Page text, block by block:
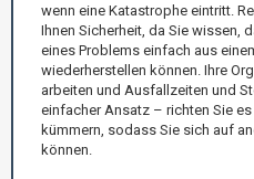
wenn eine Katastrophe eintritt.
Ihnen Sicherheit, da Sie wissen,
eines Problems einfach aus
wiederherstellen können. Ihre
arbeiten und Ausfallzeiten und
einfacher Ansatz – richten Sie
kümmern, sodass Sie sich auf
können.